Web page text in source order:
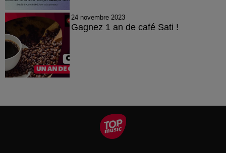
24 novembre 2023
Gagnez 1 an de café Sati !